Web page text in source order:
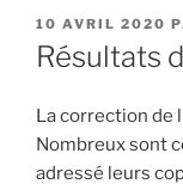
PUBLIÉ
LE
10 AVRIL 2020
Résultats
La correction de
Nombreux sont
adressé leurs